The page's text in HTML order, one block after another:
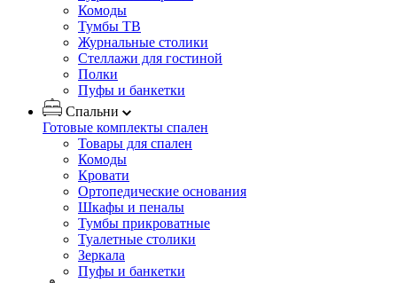
Комоды
Тумбы ТВ
Журнальные столики
Стеллажи для гостиной
Полки
Пуфы и банкетки
Спальни
Готовые комплекты спален
Товары для спален
Комоды
Кровати
Ортопедические основания
Шкафы и пеналы
Тумбы прикроватные
Туалетные столики
Зеркала
Пуфы и банкетки